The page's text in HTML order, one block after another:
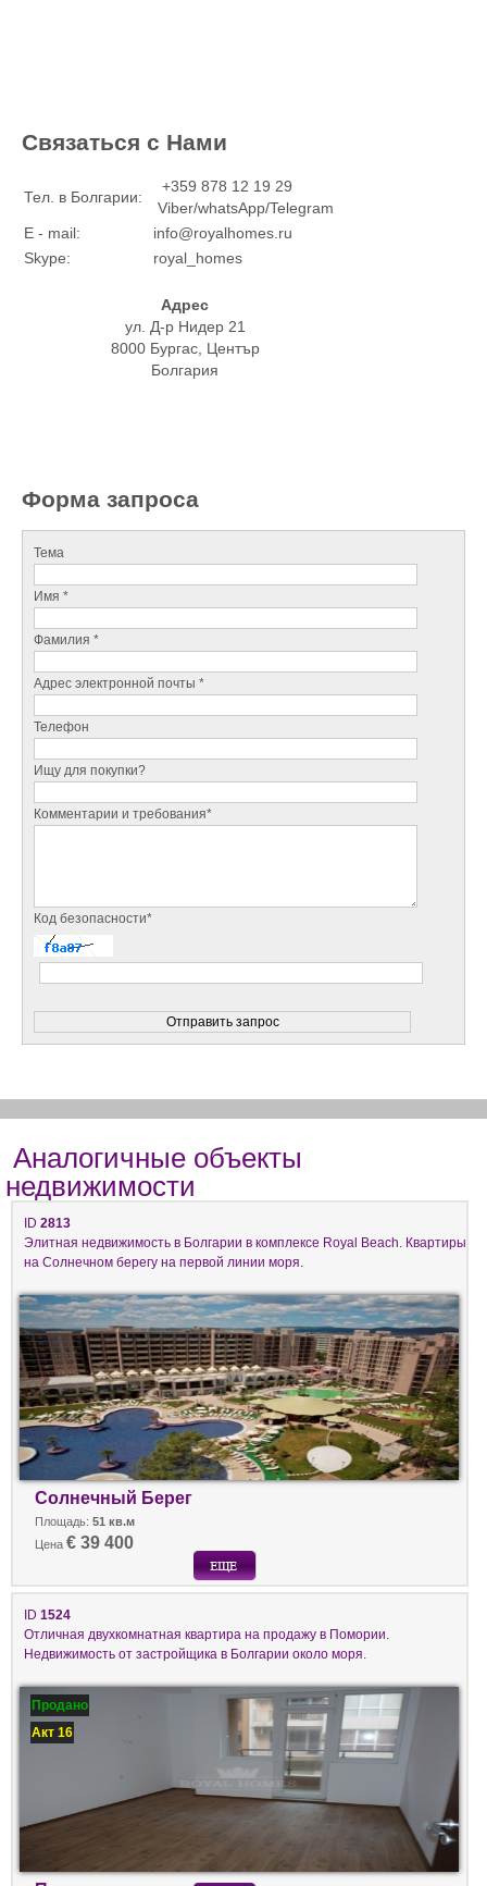
Связаться с Нами
Тел. в Болгарии:
+359 878 12 19 29
Viber/whatsApp/Telegram
E - mail:
info@royalhomes.ru
Skype:
royal_homes
Адрес
ул. Д-р Нидер 21
8000 Бургас, Център
Болгария
Форма запроса
Тема
Имя *
Фамилия *
Адрес электронной почты *
Телефон
Ищу для покупки?
Комментарии и требования*
Код безопасности*
Аналогичные объекты
недвижимости
ID 2813
Элитная недвижимость в Болгарии в комплексе Royal Beach. Квартиры
на Солнечном берегу на первой линии моря.
Солнечный Берег
Площадь: 51 кв.м
Цена € 39 400
ID 1524
Отличная двухкомнатная квартира на продажу в Помории.
Недвижимость от застройщика в Болгарии около моря.
Продано
Акт 16